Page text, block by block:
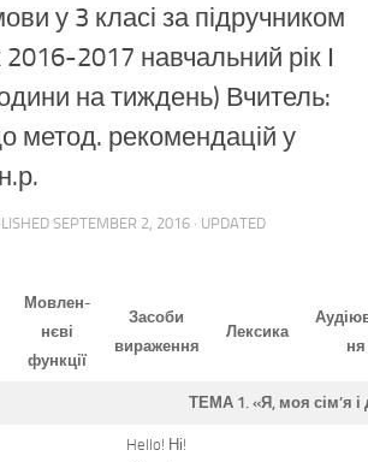
у 3 класі за підручником
2017 навчальний рік І
на тиждень) Вчитель:
метод. рекомендацій у
SEPTEMBER 2, 2016 · UPDATED
Мовлен-
нєві
функції
Засоби
вираження
Лексика
ня
ТЕМА 1. «Я, моя сім’я і
Hello! Ні!